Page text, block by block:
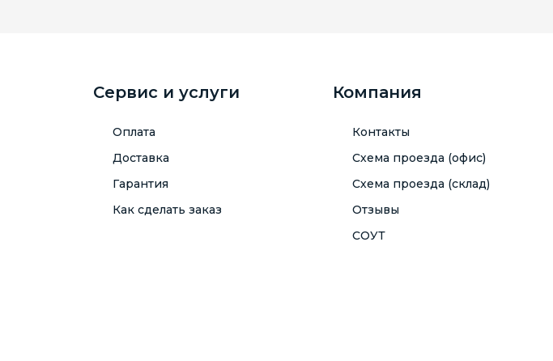
Сервис и услуги
Оплата
Доставка
Гарантия
Как сделать заказ
Компания
Контакты
Схема проезда (офис)
Схема проезда (склад)
Отзывы
СОУТ